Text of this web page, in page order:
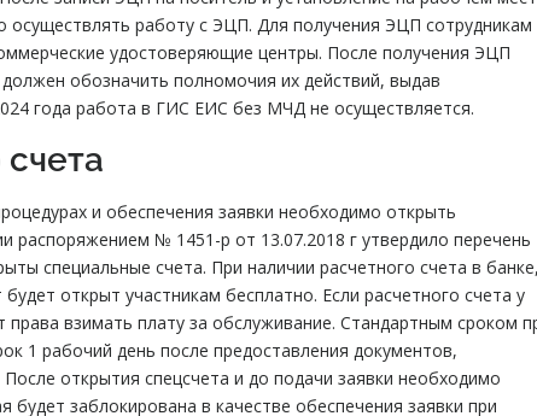
работу с ЭЦП. Для получения ЭЦП сотрудникам
удостоверяющие центры. После получения ЭЦП
обозначить полномочия их действий, выдав
года работа в ГИС ЕИС без МЧД не осуществляется.
и обеспечения заявки необходимо открыть
распоряжением № 1451-р от 13.07.2018 г утвердило перечень
специальные счета. При наличии расчетного счета в
открыт участникам бесплатно. Если расчетного счета у
права взимать плату за обслуживание. Стандартным сроком
1 рабочий день после предоставления документов,
открытия спецсчета и до подачи заявки необходимо
заблокирована в качестве обеспечения заявки при